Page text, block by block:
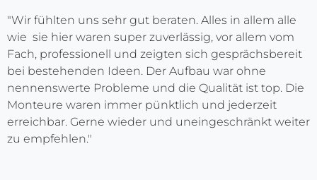
"Wir fühlten uns sehr gut beraten. Alles in allem alle
wie sie hier waren super zuverlässig, vor allem vom
Fach, professionell und zeigten sich gesprächsbereit
bei bestehenden Ideen. Der Aufbau war ohne
nennenswerte Probleme und die Qualität ist top. Die
Monteure waren immer pünktlich und jederzeit
erreichbar. Gerne wieder und uneingeschränkt weiter
zu empfehlen."